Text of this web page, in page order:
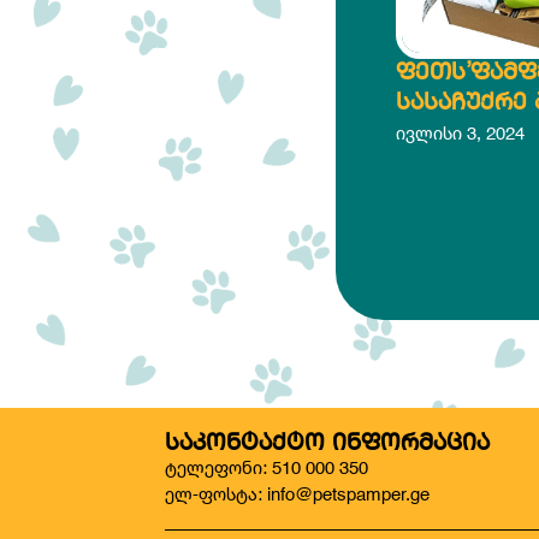
ᲡᲐᲡᲐᲩᲣᲥᲠᲔ
ᲓᲘᲓᲘ ᲯᲘᲨᲘᲡ
ივლისი 3, 2024
ᲡᲐᲙᲝᲜᲢᲐᲥᲢᲝ ᲘᲜᲤᲝᲠᲛᲐᲪᲘᲐ
ტელეფონი: 510 000 350
ელ-ფოსტა: info@petspamper.ge